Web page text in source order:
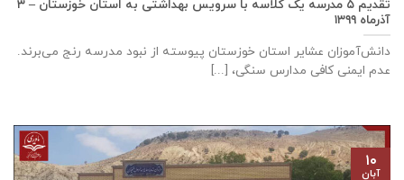
تقدیم ۵ مدرسه یک کلاسه با سرويس بهداشتی به استان خوزستان – ۳
آذر‌ماه ۱۳۹۹
دانش‌آموزان عشایر استان خوزستان پيوسته از نبود مدرسه رنج می‌برند.
عدم ایمنی کافی مدارس سنگی، [...]
۱۰
آبان